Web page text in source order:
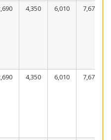
4,350 6,010 7,670
4,350 6,010 7,670